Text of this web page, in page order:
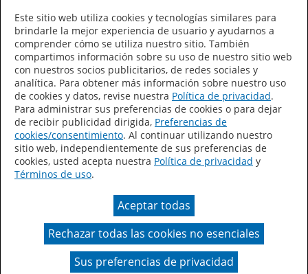
Declaración de accesibilidad
Mapa del sitio
Términos de uso
Privacidad
Sus preferencias de privacidad
Ley de Cadenas de Suministro de California
Un color real puede variar en comparación con la
presentación en pantalla.
Este sitio web utiliza cookies y tecnologías similares para
brindarle la mejor experiencia de usuario y ayudarnos a
comprender cómo se utiliza nuestro sitio. También
compartimos información sobre su uso de nuestro sitio web
con nuestros socios publicitarios, de redes sociales y
analítica. Para obtener más información sobre nuestro uso
de cookies y datos, revise nuestra Política de privacidad.
Para administrar sus preferencias de cookies o para dejar
de recibir publicidad dirigida, Preferencias de
cookies/consentimiento. Al continuar utilizando nuestro
sitio web, independientemente de sus preferencias de
cookies, usted acepta nuestra Política de privacidad y
Términos de uso.
Aceptar todas
Rechazar todas las cookies no esenciales
Sus preferencias de privacidad